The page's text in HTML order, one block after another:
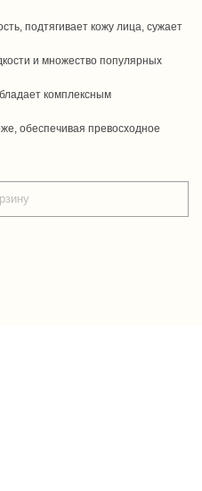
подтягивает кожу лица, сужает
и множество популярных
комплексным
обеспечивая превосходное